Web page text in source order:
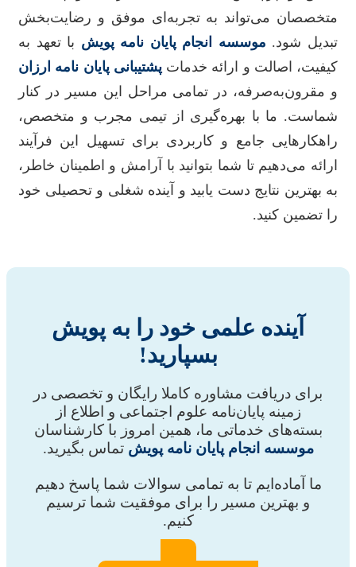
متخصصان می‌تواند به تجربه‌ای موفق و رضایت‌بخش
تبدیل شود. موسسه انجام پایان نامه پویش با تعهد به
کیفیت، اصالت و ارائه خدماتپشتیبانی پایان نامه ارزان
و مقرون‌به‌صرفه، در تمامی مراحل این مسیر در کنار
شماست. ما با بهره‌گیری از تیمی مجرب و متخصص،
راهکارهایی جامع و کاربردی برای تسهیل این فرآیند
ارائه می‌دهیم تا شما بتوانید با آرامش و اطمینان خاطر،
به بهترین نتایج دست یابید و آینده شغلی و تحصیلی خود
را تضمین کنید.
آینده علمی خود را به پویش
بسپارید!
برای دریافت مشاوره کاملا رایگان و تخصصی در
زمینه پایان‌نامه علوم اجتماعی و اطلاع از
بسته‌های خدماتی ما، همین امروز با کارشناسان
موسسه انجام پایان نامه پویش تماس بگیرید.
ما آماده‌ایم تا به تمامی سوالات شما پاسخ دهیم
و بهترین مسیر را برای موفقیت شما ترسیم
کنیم.